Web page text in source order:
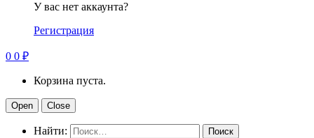
У вас нет аккаунта?
Регистрация
0 0 ₽
Корзина пуста.
Open Close
Найти: